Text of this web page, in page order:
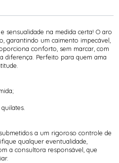
sensualidade na medida certa! O aro
garantindo um caimento impecável,
conforto, sem marcar, com
diferença. Perfeito para quem ama
a um rigoroso controle de
qualquer eventualidade,
a consultora responsável, que